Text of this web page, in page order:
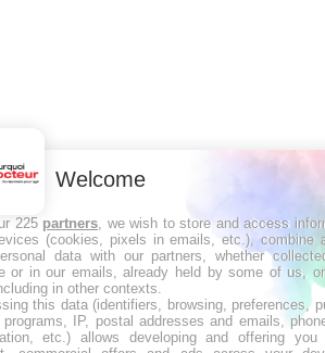
Welcome
225 partners , we wish to store and access
(cookies, pixels in emails, etc.), combine
data with our partners, whether
or in our emails, already held by some of us,
in other contexts.
this data (identifiers, browsing, preferences,
programs, IP, postal addresses and emails,
etc.) allows developing and offering you